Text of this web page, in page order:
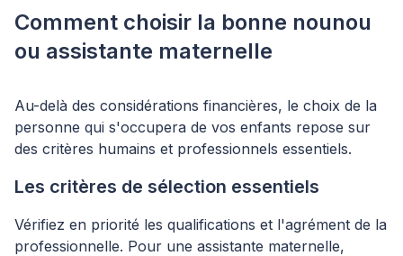
Comment choisir la bonne nounou
ou assistante maternelle
Au-delà des considérations financières, le choix de la
personne qui s'occupera de vos enfants repose sur
des critères humains et professionnels essentiels.
Les critères de sélection essentiels
Vérifiez en priorité les qualifications et l'agrément de la
professionnelle. Pour une assistante maternelle,